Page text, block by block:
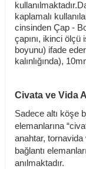
kaplamalı
cinsinden Çap -
çapını, ikinci ölçü
boyunu) ifade
kalınlığında),
Civata ve Vida
Sadece altı köşe
elemanlarına
anahtar, tornavida
bağlantı
anılmaktadır.